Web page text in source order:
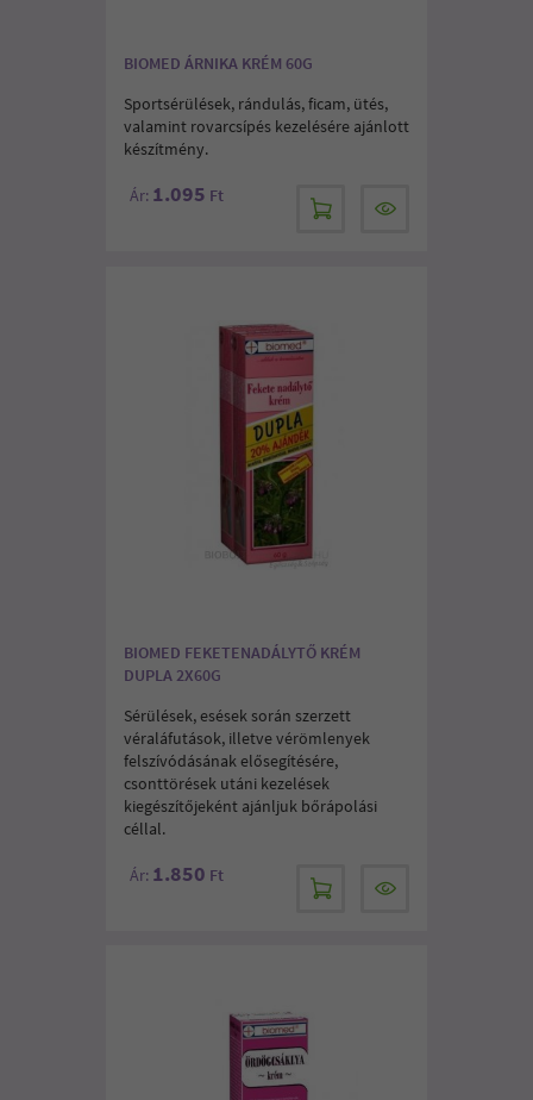
BIOMED ÁRNIKA KRÉM 60G
Sportsérülések, rándulás, ficam, ütés,
valamint rovarcsípés kezelésére ajánlott
készítmény.
Ár: 1.095 Ft
BIOMED FEKETENADÁLYTŐ KRÉM
DUPLA 2X60G
Sérülések, esések során szerzett
véraláfutások, illetve vérömlenyek
felszívódásának elősegítésére,
csonttörések utáni kezelések
kiegészítőjeként ajánljuk bőrápolási
céllal.
Ár: 1.850 Ft